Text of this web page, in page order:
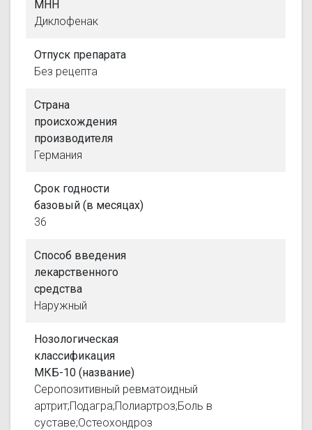
МНН
Диклофенак
Отпуск препарата
Без рецепта
Страна
происхождения
производителя
Германия
Срок годности
базовый (в месяцах)
36
Способ введения
лекарственного
средства
Наружный
Нозологическая
классификация
МКБ-10 (название)
Серопозитивный ревматоидный
артрит;Подагра;Полиартроз;Боль в
суставе;Остеохондроз